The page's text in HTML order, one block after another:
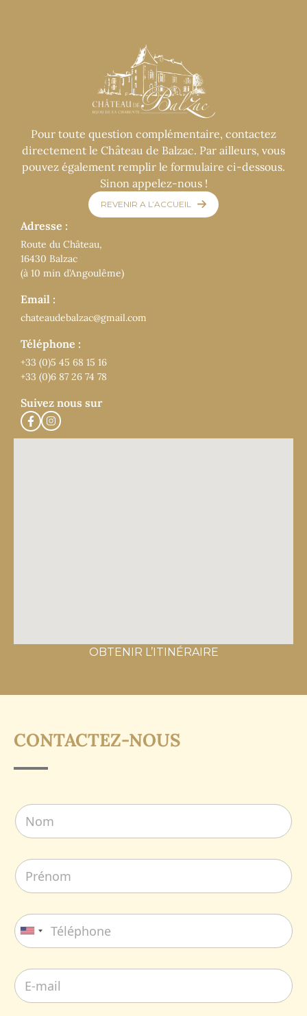
Pour toute question complémentaire, contactez
directement le Château de Balzac. Par ailleurs, vous
pouvez également remplir le formulaire ci-dessous.
Sinon appelez-nous !
REVENIR A L’ACCUEIL
Adresse :
Route du Château,
16430 Balzac
(à 10 min d’Angoulême)
Email :
chateaudebalzac@gmail.com
Téléphone :
+33 (0)5 45 68 15 16
+33 (0)6 87 26 74 78
Suivez nous sur
OBTENIR L’ITINÉRAIRE
CONTACTEZ-NOUS
U
n
i
e